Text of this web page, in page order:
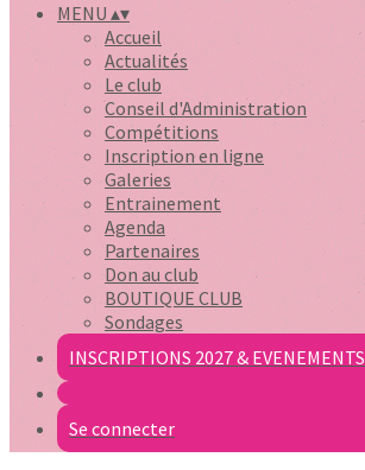
MENU▴▾
Accueil
Actualités
Le club
Conseil d'Administration
Compétitions
Inscription en ligne
Galeries
Entrainement
Agenda
Partenaires
Don au club
BOUTIQUE CLUB
Sondages
INSCRIPTIONS 2027 & EVENEMENTS
Se connecter